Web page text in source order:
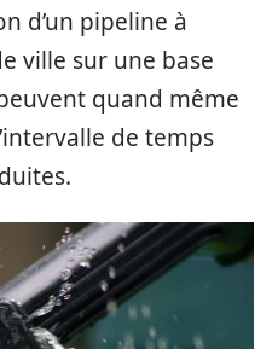
d’un pipeline à
ville sur une base
quand même
de temps